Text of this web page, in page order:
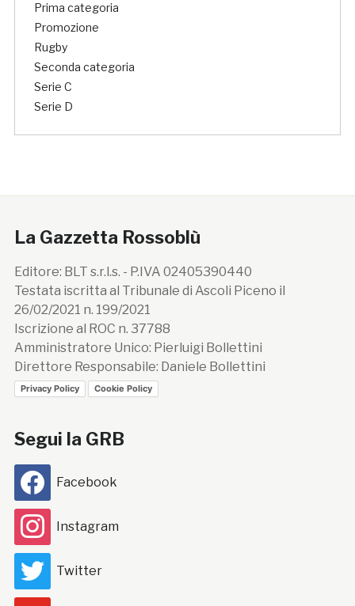
Prima categoria
Promozione
Rugby
Seconda categoria
Serie C
Serie D
La Gazzetta Rossoblù
Editore: BLT s.r.l.s. - P.IVA 02405390440
Testata iscritta al Tribunale di Ascoli Piceno il
26/02/2021 n. 199/2021
Iscrizione al ROC n. 37788
Amministratore Unico: Pierluigi Bollettini
Direttore Responsabile: Daniele Bollettini
Privacy Policy Cookie Policy
Segui la GRB
Facebook
Instagram
Twitter